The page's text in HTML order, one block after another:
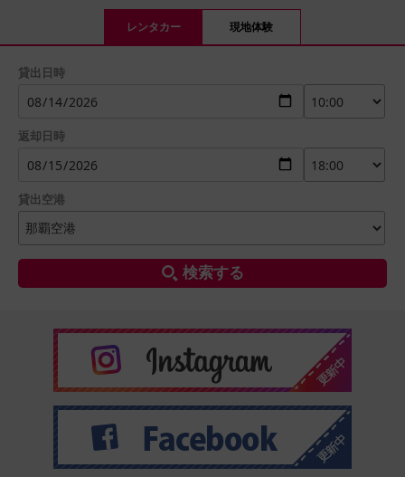
レンタカー 現地体験
貸出日時
返却日時
貸出空港
検索する